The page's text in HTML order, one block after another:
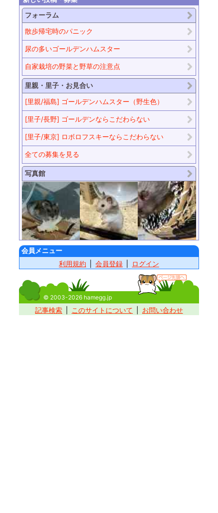
フォーラム
散歩帰宅時のパニック
尿の多いゴールデンハムスター
自家栽培の野菜と野草の注意点
里親・里子・お見合い
[里親/福島] ゴールデンハムスター（野生色）
[里子/長野] ゴールデンならこだわらない
[里子/東京] ロボロフスキーならこだわらない
全ての募集を見る
写真館
会員メニュー
利用規約
会員登録 ログイン
© 2003-2026 hamegg.jp
記事検索 このサイトについて お問い合わせ